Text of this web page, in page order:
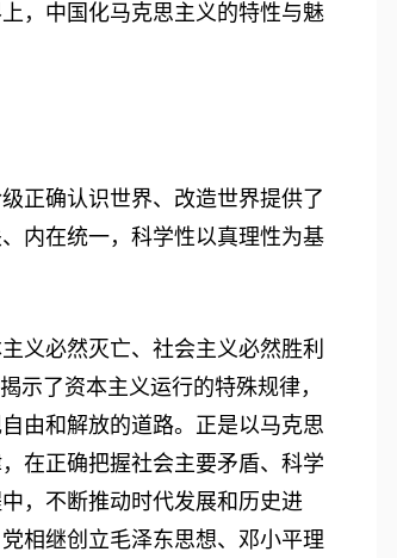
，中国化马克思主义的特性与魅
正确认识世界、改造世界提供了
内在统一，科学性以真理性为基
必然灭亡、社会主义必然胜利
示了资本主义运行的特殊规律，
由和解放的道路。正是以马克思
在正确把握社会主要矛盾、科学
，不断推动时代发展和历史进
相继创立毛泽东思想、邓小平理